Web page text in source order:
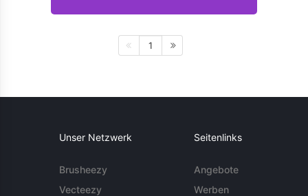
1
Unser Netzwerk
Brusheezy
Vecteezy
Seitenlinks
Angebote
Werben